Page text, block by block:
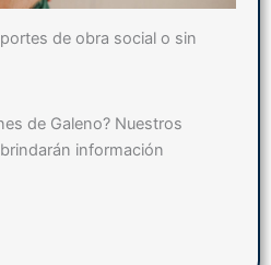
de obra social o sin
de Galeno? Nuestros
información